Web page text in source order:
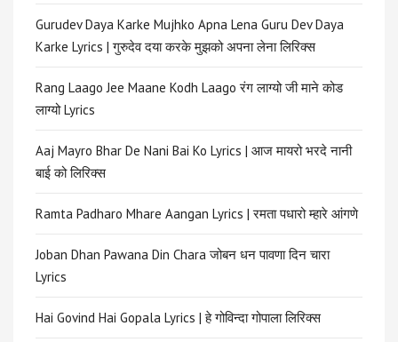
Gurudev Daya Karke Mujhko Apna Lena Guru Dev Daya
Karke Lyrics | गुरुदेव दया करके मुझको अपना लेना लिरिक्स
Rang Laago Jee Maane Kodh Laago रंग लाग्यो जी माने कोड
लाग्यो Lyrics
Aaj Mayro Bhar De Nani Bai Ko Lyrics | आज मायरो भरदे नानी
बाई को लिरिक्स
Ramta Padharo Mhare Aangan Lyrics | रमता पधारो म्हारे आंगणे
Joban Dhan Pawana Din Chara जोबन धन पावणा दिन चारा
Lyrics
Hai Govind Hai Gopala Lyrics | हे गोविन्दा गोपाला लिरिक्स